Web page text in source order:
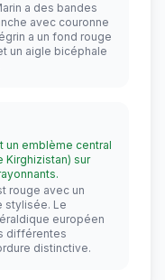
a des bandes
avec couronne
a un fond rouge
un aigle bicéphale
un emblème central
Kirghizistan) sur
rouge avec un
stylisée. Le
européen
différentes
distinctive.